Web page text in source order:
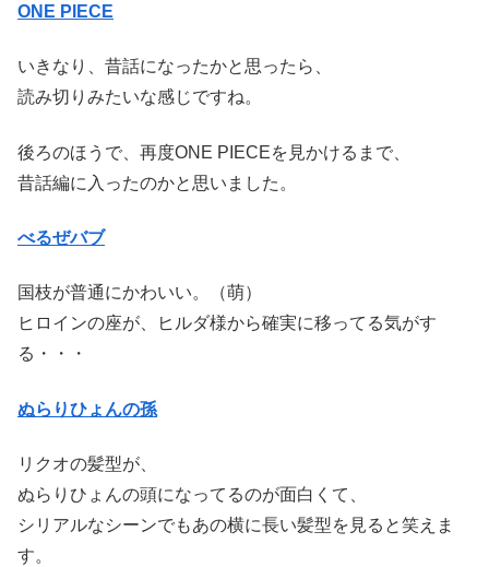
ONE PIECE
いきなり、昔話になったかと思ったら、
読み切りみたいな感じですね。
後ろのほうで、再度ONE PIECEを見かけるまで、
昔話編に入ったのかと思いました。
べるぜバブ
国枝が普通にかわいい。（萌）
ヒロインの座が、ヒルダ様から確実に移ってる気がす
る・・・
ぬらりひょんの孫
リクオの髪型が、
ぬらりひょんの頭になってるのが面白くて、
シリアルなシーンでもあの横に長い髪型を見ると笑えま
す。